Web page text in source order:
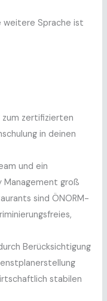
weitere Sprache ist
zum zertifizierten
in deinen
und ein
Management groß
sind ÖNORM-
Berücksichtigung
stabilen